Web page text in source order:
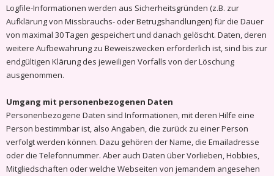
Logfile-Informationen werden aus Sicherheitsgründen (z.B. zur
Aufklärung von Missbrauchs- oder Betrugshandlungen) für die Dauer
von maximal 30 Tagen gespeichert und danach gelöscht. Daten, deren
weitere Aufbewahrung zu Beweiszwecken erforderlich ist, sind bis zur
endgültigen Klärung des jeweiligen Vorfalls von der Löschung
ausgenommen.
Umgang mit personenbezogenen Daten
Personenbezogene Daten sind Informationen, mit deren Hilfe eine
Person bestimmbar ist, also Angaben, die zurück zu einer Person
verfolgt werden können. Dazu gehören der Name, die Emailadresse
oder die Telefonnummer. Aber auch Daten über Vorlieben, Hobbies,
Mitgliedschaften oder welche Webseiten von jemandem angesehen